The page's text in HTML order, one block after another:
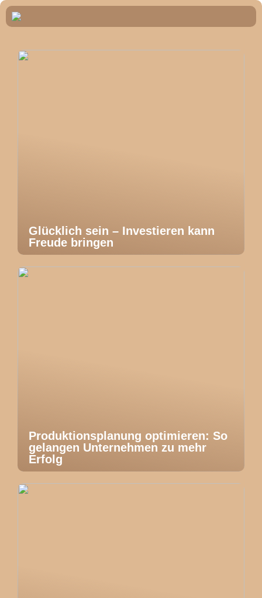
Glücklich sein – Investieren kann
Freude bringen
Produktionsplanung optimieren: So
gelangen Unternehmen zu mehr
Erfolg